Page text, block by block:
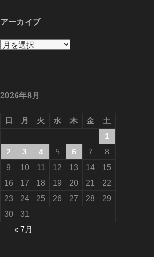
ー
アーカイブ
ア
ブ
2026年8月
日 月 火 水 木 金
土
1
2
3 4 5 6 7
8
9
10 11 12 13 14
15
16
17 18 19 20 21
22
23
24 25 26 27 28
29
30
31
« 7月